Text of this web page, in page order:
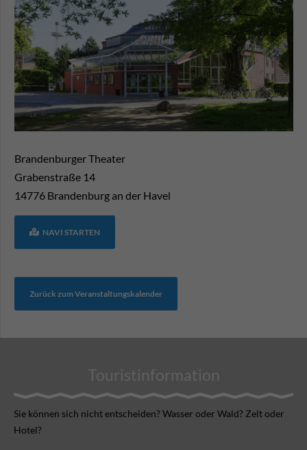
Brandenburger Theater
Grabenstraße 14
14776 Brandenburg an der Havel
NAVI STARTEN
Zurück zum Veranstaltungskalender
Touristinformation
Sie können sich nicht ent­scheiden? Wasser oder Wald? Zelt oder
Hotel?